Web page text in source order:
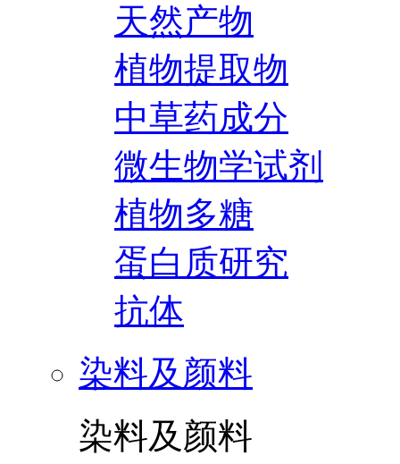
天然产物
植物提取物
中草药成分
微生物学试剂
植物多糖
蛋白质研究
抗体
染料及颜料
染料及颜料